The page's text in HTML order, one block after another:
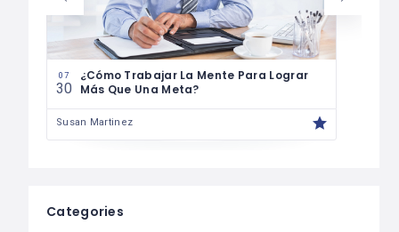
07
30
¿Cómo Trabajar La Mente Para Lograr
Más Que Una Meta?
Susan Martinez
Categories